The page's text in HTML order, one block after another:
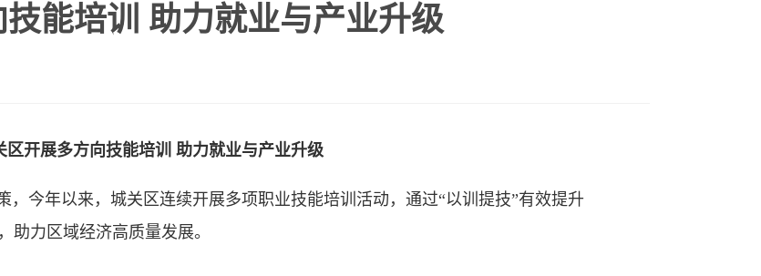
能培训 助力就业与产业升级
区开展多方向技能培训 助力就业与产业升级
今年以来，城关区连续开展多项职业技能培训活动，通过“以训提技”有效提升
助力区域经济高质量发展。